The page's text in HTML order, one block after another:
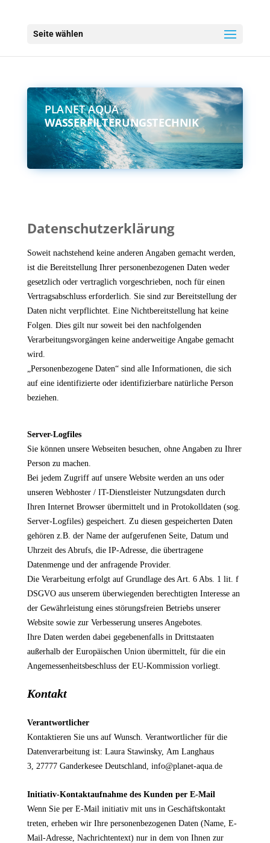
Seite wählen
PLANET AQUA
WASSERFILTERUNGSTECHNIK
Datenschutzerklärung
Soweit nachstehend keine anderen Angaben gemacht werden,
ist die Bereitstellung Ihrer personenbezogenen Daten weder
gesetzlich oder vertraglich vorgeschrieben, noch für einen
Vertragsabschluss erforderlich. Sie sind zur Bereitstellung der
Daten nicht verpflichtet. Eine Nichtbereitstellung hat keine
Folgen. Dies gilt nur soweit bei den nachfolgenden
Verarbeitungsvorgängen keine anderweitige Angabe gemacht
wird.
„Personenbezogene Daten“ sind alle Informationen, die sich
auf eine identifizierte oder identifizierbare natürliche Person
beziehen.
Server-Logfiles
Sie können unsere Webseiten besuchen, ohne Angaben zu Ihrer
Person zu machen.
Bei jedem Zugriff auf unsere Website werden an uns oder
unseren Webhoster / IT-Dienstleister Nutzungsdaten durch
Ihren Internet Browser übermittelt und in Protokolldaten (sog.
Server-Logfiles) gespeichert. Zu diesen gespeicherten Daten
gehören z.B. der Name der aufgerufenen Seite, Datum und
Uhrzeit des Abrufs, die IP-Adresse, die übertragene
Datenmenge und der anfragende Provider.
Die Verarbeitung erfolgt auf Grundlage des Art. 6 Abs. 1 lit. f
DSGVO aus unserem überwiegenden berechtigten Interesse an
der Gewährleistung eines störungsfreien Betriebs unserer
Website sowie zur Verbesserung unseres Angebotes.
Ihre Daten werden dabei gegebenenfalls in Drittstaaten
außerhalb der Europäischen Union übermittelt, für die ein
Angemessenheitsbeschluss der EU-Kommission vorliegt.
Kontakt
Verantwortlicher
Kontaktieren Sie uns auf Wunsch. Verantwortlicher für die
Datenverarbeitung ist: Laura Stawinsky, Am Langhaus
3, 27777 Ganderkesee Deutschland, info@planet-aqua.de
Initiativ-Kontaktaufnahme des Kunden per E-Mail
Wenn Sie per E-Mail initiativ mit uns in Geschäftskontakt
treten, erheben wir Ihre personenbezogenen Daten (Name, E-
Mail-Adresse, Nachrichtentext) nur in dem von Ihnen zur